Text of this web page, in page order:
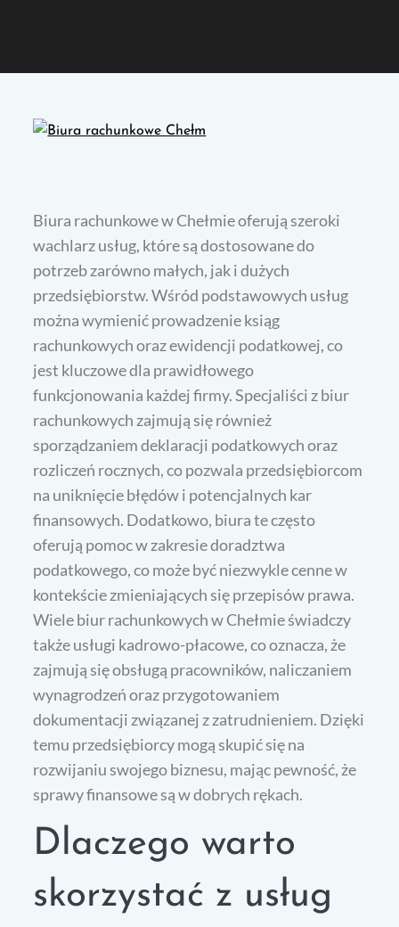
Biura rachunkowe w Chełmie oferują szeroki
wachlarz usług, które są dostosowane do
potrzeb zarówno małych, jak i dużych
przedsiębiorstw. Wśród podstawowych usług
można wymienić prowadzenie ksiąg
rachunkowych oraz ewidencji podatkowej, co
jest kluczowe dla prawidłowego
funkcjonowania każdej firmy. Specjaliści z biur
rachunkowych zajmują się również
sporządzaniem deklaracji podatkowych oraz
rozliczeń rocznych, co pozwala przedsiębiorcom
na uniknięcie błędów i potencjalnych kar
finansowych. Dodatkowo, biura te często
oferują pomoc w zakresie doradztwa
podatkowego, co może być niezwykle cenne w
kontekście zmieniających się przepisów prawa.
Wiele biur rachunkowych w Chełmie świadczy
także usługi kadrowo-płacowe, co oznacza, że
zajmują się obsługą pracowników, naliczaniem
wynagrodzeń oraz przygotowaniem
dokumentacji związanej z zatrudnieniem. Dzięki
temu przedsiębiorcy mogą skupić się na
rozwijaniu swojego biznesu, mając pewność, że
sprawy finansowe są w dobrych rękach.
Dlaczego warto
skorzystać z usług